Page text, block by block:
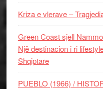
Kriza e vlerave –
Green Coast sjell
Një destinacion i ri
Shqiptare
PUEBLO (1966) /